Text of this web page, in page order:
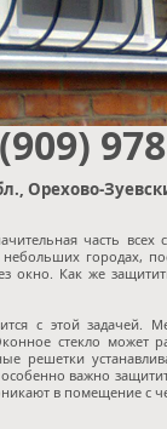
Орехово-
часть всех
городах,
окно. Как же
с этой задачей.
стекло может
решетки
важно
в помещение с